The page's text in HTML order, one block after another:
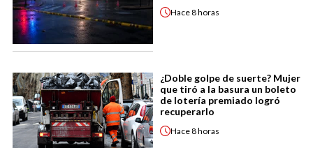
Hace8 horas
¿Doble golpe de suerte? Mujer
que tiró a la basura un boleto
de lotería premiado logró
recuperarlo
Hace8 horas